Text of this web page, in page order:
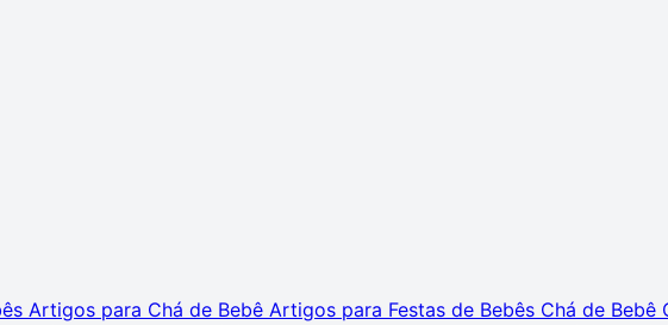
Artigos para Chá de Bebê Artigos para Festas de Bebês Chá de Bebê